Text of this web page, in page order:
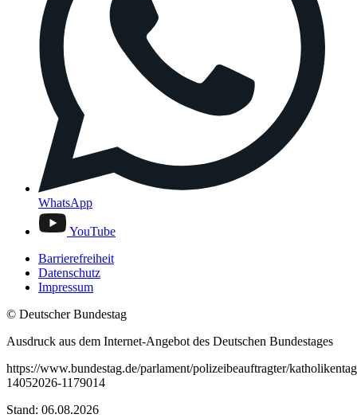
WhatsApp
YouTube
Barrierefreiheit
Datenschutz
Impressum
© Deutscher Bundestag
Ausdruck aus dem Internet-Angebot des Deutschen Bundestages
https://www.bundestag.de/parlament/polizeibeauftragter/
14052026-1179014
Stand: 06.08.2026